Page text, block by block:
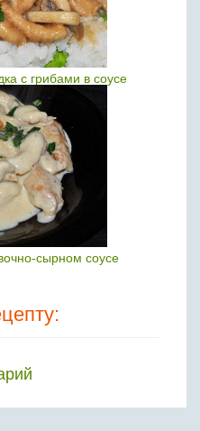
с грибами в соусе
сырном соусе